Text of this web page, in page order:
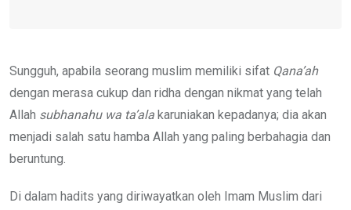
Sungguh, apabila seorang muslim memiliki sifat Qana’ah
dengan merasa cukup dan ridha dengan nikmat yang telah
Allah subhanahu wa ta’ala karuniakan kepadanya; dia akan
menjadi salah satu hamba Allah yang paling berbahagia dan
beruntung.
Di dalam hadits yang diriwayatkan oleh Imam Muslim dari